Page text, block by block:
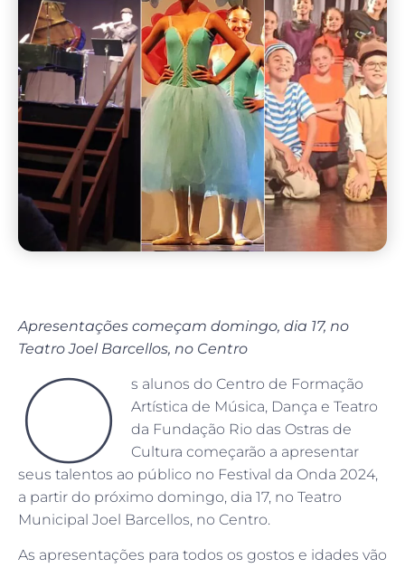
Apresentações começam domingo, dia 17, no
Teatro Joel Barcellos, no Centro
O
s alunos do Centro de Formação
Artística de Música, Dança e Teatro
da Fundação Rio das Ostras de
Cultura começarão a apresentar
seus talentos ao público no Festival da Onda 2024,
a partir do próximo domingo, dia 17, no Teatro
Municipal Joel Barcellos, no Centro.
As apresentações para todos os gostos e idades vão